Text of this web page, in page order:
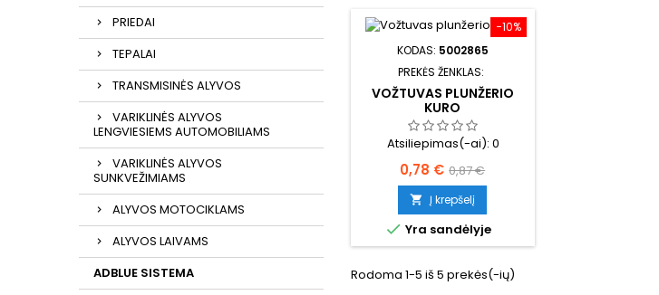
PRIEDAI
TEPALAI
TRANSMISINĖS ALYVOS
VARIKLINĖS ALYVOS
LENGVIESIEMS AUTOMOBILIAMS
VARIKLINĖS ALYVOS
SUNKVEŽIMIAMS
ALYVOS MOTOCIKLAMS
ALYVOS LAIVAMS
ADBLUE SISTEMA
−10%
KODAS: 5002865
PREKĖS ŽENKLAS:
VOŽTUVAS PLUNŽERIO
KURO
Atsiliepimas(-ai):0
Kaina
0,78 € Bazinė
kaina
0,87 €
 Į krepšelį
 Yra sandėlyje
Rodoma 1-5 iš 5 prekės(-ių)